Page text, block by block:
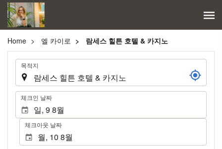
Home 엘 카이로 람세스 힐튼 호텔 & 카지노
. 목적지
. 체크인 날짜
체크아웃 날짜